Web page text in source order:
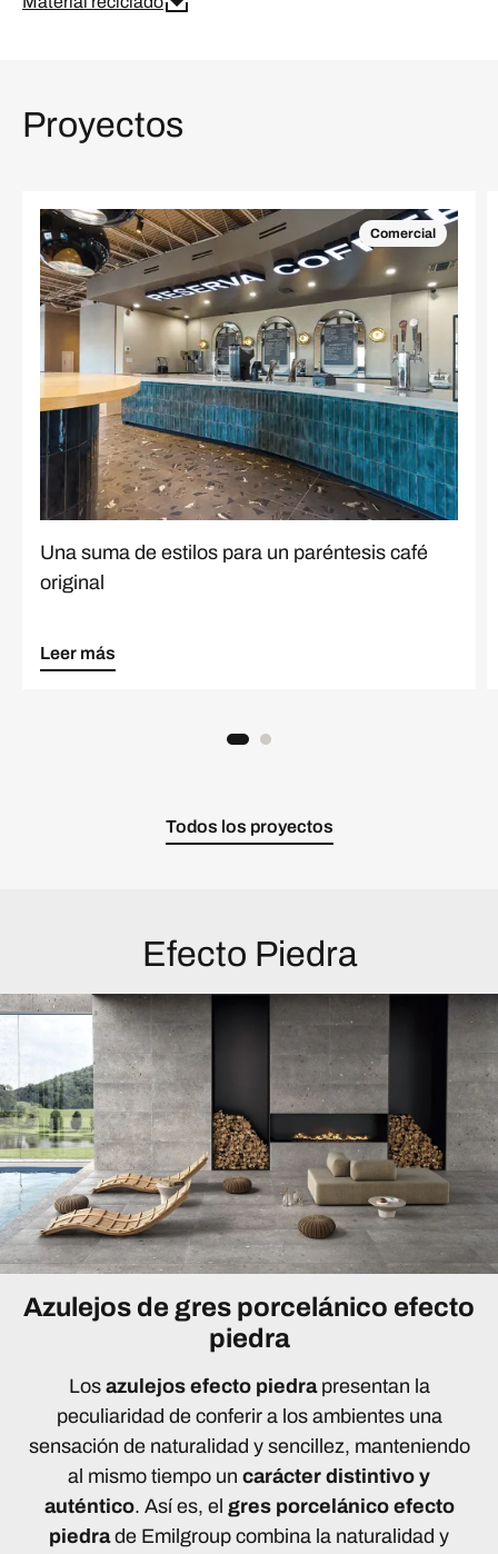
Proyectos
Comercial
Una suma de estilos para un paréntesis café
original
Leer más
Todos los proyectos
Efecto Piedra
Azulejos de gres porcelánico efecto
piedra
Los azulejos efecto piedra presentan la
peculiaridad de conferir a los ambientes una
sensación de naturalidad y sencillez, manteniendo
al mismo tiempo un carácter distintivo y
auténtico. Así es, el gres porcelánico efecto
piedrade Emilgroup combina la naturalidad y